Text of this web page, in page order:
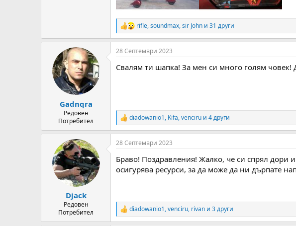
R
e
a
c
i
rifle,soundmax,sir John и 31 други
Gadnqra
Редовен
Потребител
28 Септември 2023
Свалям ти шапка! За мен си много голям
R
e
a
c
i
o
diadowanio1, Kifa,venciru и 4 други
Djack
Редовен
Потребител
28 Септември 2023
Браво! Поздравления! Жалко, че си спрял дори
осигурява ресурси, за да може да ни дърпате
R
e
diadowanio1,venciru, rivan и 3 други